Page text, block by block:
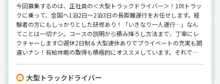
今回募集するのは、正社員の＜大型トラックドライバー＞！10tトラッ
クに乗って、全国へ1泊2日～2泊3日の長距離運行をお任せします。経
験者の方にもしっかりとした研修あり！「いきなり一人運行…」なん
てことは一切ナシ。コースの説明から積み降ろし方法まで、丁寧にレ
クチャーします◎週休2日制＆大型連休ありでプライベートの充実も間
違いナシ！有給休暇の取得も積極的にオススメしています。それでい
大型トラックドライバー